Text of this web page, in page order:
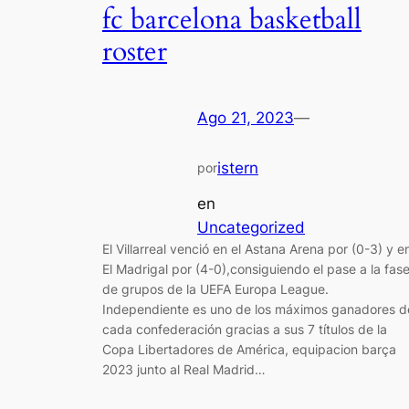
fc barcelona basketball
roster
Ago 21, 2023—
poristern
en
Uncategorized
El Villarreal venció en el Astana Arena por (0-3) y
El Madrigal por (4-0),consiguiendo el pase a la fase
de grupos de la UEFA Europa League.
Independiente es uno de los máximos ganadores
cada confederación gracias a sus 7 títulos de la
Copa Libertadores de América, equipacion barça
2023 junto al Real Madrid…